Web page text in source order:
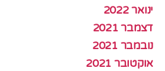
ינואר 2022
דצמבר 2021
נובמבר 2021
אוקטובר 2021